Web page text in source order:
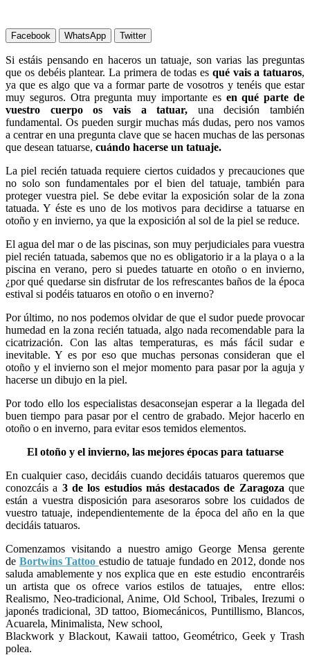
Facebook WhatsApp Twitter
Si estáis pensando en haceros un tatuaje, son varias las preguntas
que os debéis plantear. La primera de todas es qué vais a tatuaros,
ya que es algo que va a formar parte de vosotros y tenéis que estar
muy seguros. Otra pregunta muy importante es en qué parte de
vuestro cuerpo os vais a tatuar, una decisión también
fundamental. Os pueden surgir muchas más dudas, pero nos vamos
a centrar en una pregunta clave que se hacen muchas de las personas
que desean tatuarse, cuándo hacerse un tatuaje.
La piel recién tatuada requiere ciertos cuidados y precauciones que
no solo son fundamentales por el bien del tatuaje, también para
proteger vuestra piel. Se debe evitar la exposición solar de la zona
tatuada. Y éste es uno de los motivos para decidirse a tatuarse en
otoño y en invierno, ya que la exposición al sol de la piel se reduce.
El agua del mar o de las piscinas, son muy perjudiciales para vuestra
piel recién tatuada, sabemos que no es obligatorio ir a la playa o a la
piscina en verano, pero si puedes tatuarte en otoño o en invierno,
¿por qué quedarse sin disfrutar de los refrescantes baños de la época
estival si podéis tatuaros en otoño o en inverno?
Por último, no nos podemos olvidar de que el sudor puede provocar
humedad en la zona recién tatuada, algo nada recomendable para la
cicatrización. Con las altas temperaturas, es más fácil sudar e
inevitable. Y es por eso que muchas personas consideran que el
otoño y el invierno son el mejor momento para pasar por la aguja y
hacerse un dibujo en la piel.
Por todo ello los especialistas desaconsejan esperar a la llegada del
buen tiempo para pasar por el centro de grabado. Mejor hacerlo en
otoño o en inverno, para evitar esos temidos elementos.
El otoño y el invierno, las mejores épocas para tatuarse
En cualquier caso, decidáis cuando decidáis tatuaros queremos que
conozcáis a 3 de los estudios más destacados de Zaragoza que
están a vuestra disposición para asesoraros sobre los cuidados de
vuestro tatuaje, independientemente de la época del año en la que
decidáis tatuaros.
Comenzamos visitando a nuestro amigo George Mensa gerente
de Bortwins Tattoo estudio de tatuaje fundado en 2012, donde nos
saluda amablemente y nos explica que en este estudio encontraréis
un artista que os ofrece varios estilos de tatuajes, entre ellos:
Realismo, Neo-tradicional, Anime, Old School, Tribales, Irezumi o
japonés tradicional, 3D tattoo, Biomecánicos, Puntillismo, Blancos,
Acuarela, Minimalista, New school,
Blackwork y Blackout, Kawaii tattoo, Geométrico, Geek y Trash
polea.